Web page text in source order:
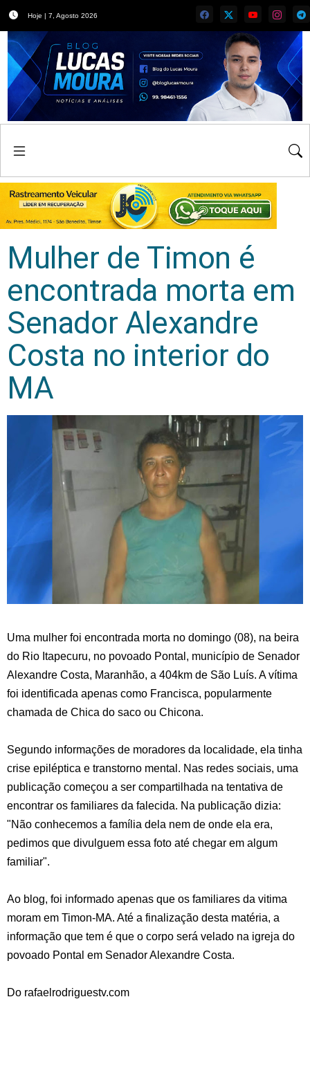
Hoje | 7, Agosto 2026
Mulher de Timon é
encontrada morta em
Senador Alexandre
Costa no interior do
MA
Uma mulher foi encontrada morta no domingo (08), na beira
do Rio Itapecuru, no povoado Pontal, município de Senador
Alexandre Costa, Maranhão, a 404km de São Luís. A vítima
foi identificada apenas como Francisca, popularmente
chamada de Chica do saco ou Chicona.
Segundo informações de moradores da localidade, ela tinha
crise epiléptica e transtorno mental. Nas redes sociais, uma
publicação começou a ser compartilhada na tentativa de
encontrar os familiares da falecida. Na publicação dizia:
"Não conhecemos a família dela nem de onde ela era,
pedimos que divulguem essa foto até chegar em algum
familiar".
Ao blog, foi informado apenas que os familiares da vitima
moram em Timon-MA. Até a finalização desta matéria, a
informação que tem é que o corpo será velado na igreja do
povoado Pontal em Senador Alexandre Costa.
Do rafaelrodriguestv.com